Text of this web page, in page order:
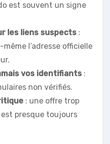
est souvent un signe
les liens suspects :
l’adresse officielle
vos identifiants :
non vérifiés.
: une offre trop
presque toujours